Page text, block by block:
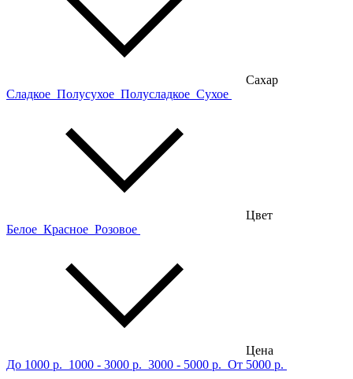
Сахар
Сладкое Полусухое Полусладкое Сухое
Цвет
Белое Красное Розовое
Цена
До 1000 р. 1000 - 3000 р. 3000 - 5000 р. От 5000 р.